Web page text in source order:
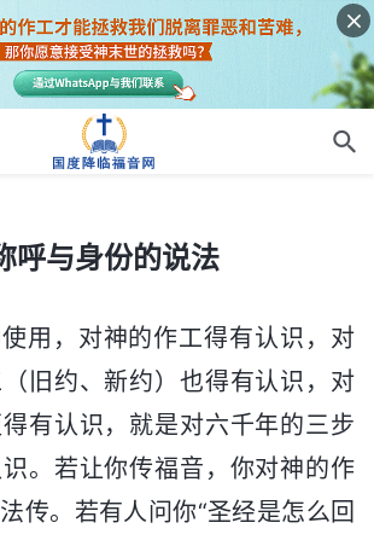
呼与身份的说法
用，对神的作工得有认识，对
旧约、新约）也得有认识，对
有认识，就是对六千年的三步
。若让你传福音，你对神的作
传。若有人问你“圣经是怎么回